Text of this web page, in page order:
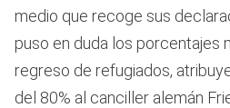
medio que recoge sus
puso en duda los porcentajes
regreso de refugiados,
del 80% al canciller alemán